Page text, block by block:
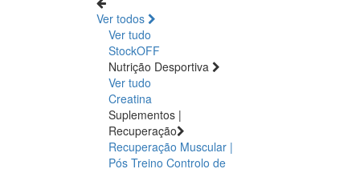
Ver todos
Ver tudo
StockOFF
Nutrição Desportiva
Ver tudo
Creatina
Suplementos |
Recuperação
Recuperação Muscular |
Pós Treino Controlo de